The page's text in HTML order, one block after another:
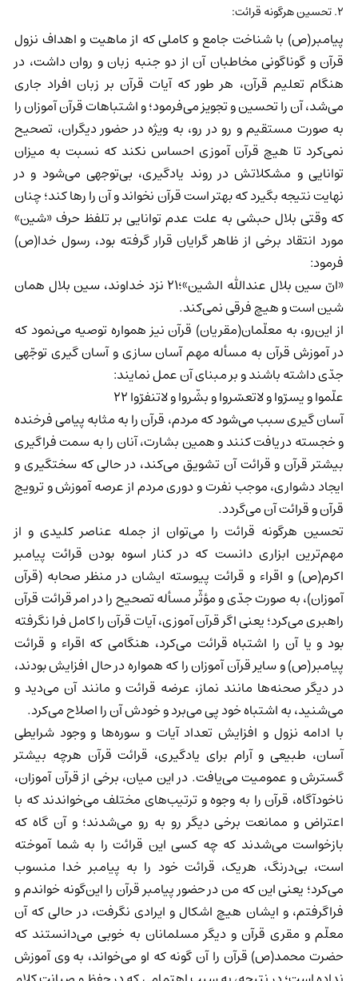
2. تحسین هرگونه قرائت:
پیامبر(ص) با شناخت جامع و کاملی که از ماهیت و اهداف نزول
قرآن و گوناگونی مخاطبان آن از دو جنبه زبان و روان داشت، در
هنگام تعلیم قرآن، هر طور که آیات قرآن بر زبان افراد جاری
می‌شد، آن را تحسین و تجویز می‌فرمود؛ و اشتباهات قرآن آموزان را
به صورت مستقیم و رو در رو، به ویژه در حضور دیگران، تصحیح
نمی‌کرد تا هیچ قرآن آموزی احساس نکند که نسبت به میزان
توانایی و مشکلاتش در روند یادگیری، بی‌توجهی می‌شود و در
نهایت نتیجه بگیرد که بهتر است قرآن نخواند و آن را رها کند؛ چنان
که وقتی بلال حبشی به علت عدم توانایی بر تلفظ حرف «شین»
مورد انتقاد برخی از ظاهر گرایان قرار گرفته بود، رسول خدا(ص)
فرمود:
«انّ سین بلال عندالله الشین»؛21 نزد خداوند، سین بلال همان
شین است و هیچ فرقی نمی‌کند.
از این‌رو، به ‌معلّمان(مقریان) قرآن نیز همواره توصیه می‌نمود‌ که
‌در ‌آموزش ‌قرآن ‌به مسأله مهم آسان سازی و آسان گیری توجّهی
جدّی داشته باشند و بر مبنای آن عمل نمایند:
علّموا و یسرّوا و لاتعسّروا و بشّروا و لاتنفرّوا 22
آسان گیری سبب می‌شود که مردم، قرآن را به مثابه پیامی فرخنده
و خجسته دریافت کنند و همین بشارت، آنان را به سمت فراگیری
بیشتر قرآن و قرائت آن تشویق می‌کند، در حالی که سختگیری و
ایجاد دشواری، موجب نفرت و دوری مردم از عرصه آموزش و ترویج
قرآن و قرائت آن می‌گردد.
تحسین هرگونه قرائت را می‌توان از جمله عناصر کلیدی و از
مهم‌ترین ابزاری دانست که در کنار اسوه بودن قرائت پیامبر
اکرم(ص) و اقراء و قرائت پیوسته ایشان در منظر صحابه (قرآن
آموزان)، به صورت جدّی و مؤثّر مسأله تصحیح را در امر قرائت قرآن
راهبری می‌کرد؛ یعنی اگر قرآن آموزی، آیات قرآن را کامل فرا نگرفته
بود و یا آن را اشتباه قرائت می‌کرد، هنگامی که اقراء و قرائت
پیامبر(ص) و سایر قرآن آموزان را که همواره در حال افزایش بودند،
در دیگر صحنه‌ها مانند نماز، عرضه قرائت و مانند آن می‌دید و
می‌شنید، به اشتباه خود پی می‌برد و خودش آن را اصلاح می‌کرد.
با ادامه نزول و افزایش تعداد آیات و سوره‌ها و وجود شرایطی
آسان، طبیعی و آرام برای یادگیری، قرائت قرآن هرچه بیشتر
گسترش و عمومیت می‌یافت. در این میان، برخی از قرآن آموزان،
ناخودآگاه، قرآن را به وجوه و ترتیب‌های مختلف می‌خواندند که با
اعتراض و ممانعت برخی دیگر رو به رو می‌شدند؛ و آن گاه که
بازخواست می‌شدند که چه کسی این قرائت را به شما آموخته
است، بی‌درنگ، هریک، قرائت خود را به پیامبر خدا منسوب
می‌کرد؛ یعنی این که من در حضور پیامبر قرآن را این‌گونه خواندم و
فراگرفتم، و ایشان هیچ اشکال و ایرادی نگرفت، در حالی که آن
معلّم و مقری قرآن و دیگر مسلمانان به خوبی می‌دانستند که
حضرت محمد(ص) قرآن را آن گونه که او می‌خواند، به وی آموزش